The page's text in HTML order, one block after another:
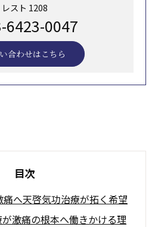
レスト 1208
6423-0047
合わせはこちら
目次
へ天啓気功治療が拓く希望
激痛の根本へ働きかける理